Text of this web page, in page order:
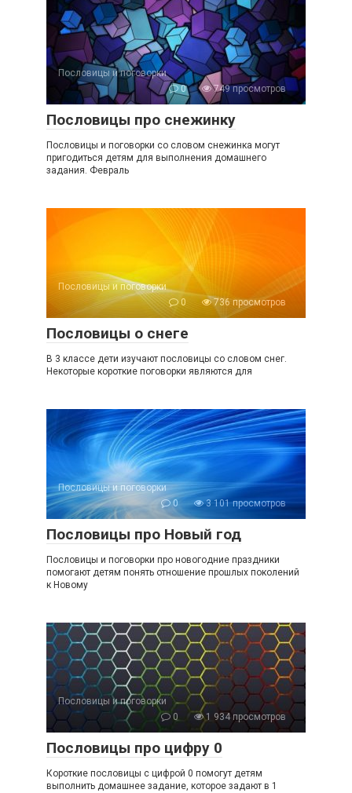
Пословицы и поговорки
0
749 просмотров
Пословицы про снежинку
Пословицы и поговорки со словом снежинка могут
пригодиться детям для выполнения домашнего
задания. Февраль
Пословицы и поговорки
0
736 просмотров
Пословицы о снеге
В 3 классе дети изучают пословицы со словом снег.
Некоторые короткие поговорки являются для
Пословицы и поговорки
0
3 101 просмотров
Пословицы про Новый год
Пословицы и поговорки про новогодние праздники
помогают детям понять отношение прошлых поколений
к Новому
Пословицы и поговорки
0
1 934 просмотров
Пословицы про цифру 0
Короткие пословицы с цифрой 0 помогут детям
выполнить домашнее задание, которое задают в 1